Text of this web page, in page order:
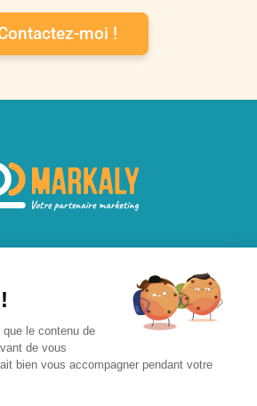
moi !
© Markaly – 2021
Politique de confidentialité
le contenu de
de vous
bien vous accompagner pendant votre